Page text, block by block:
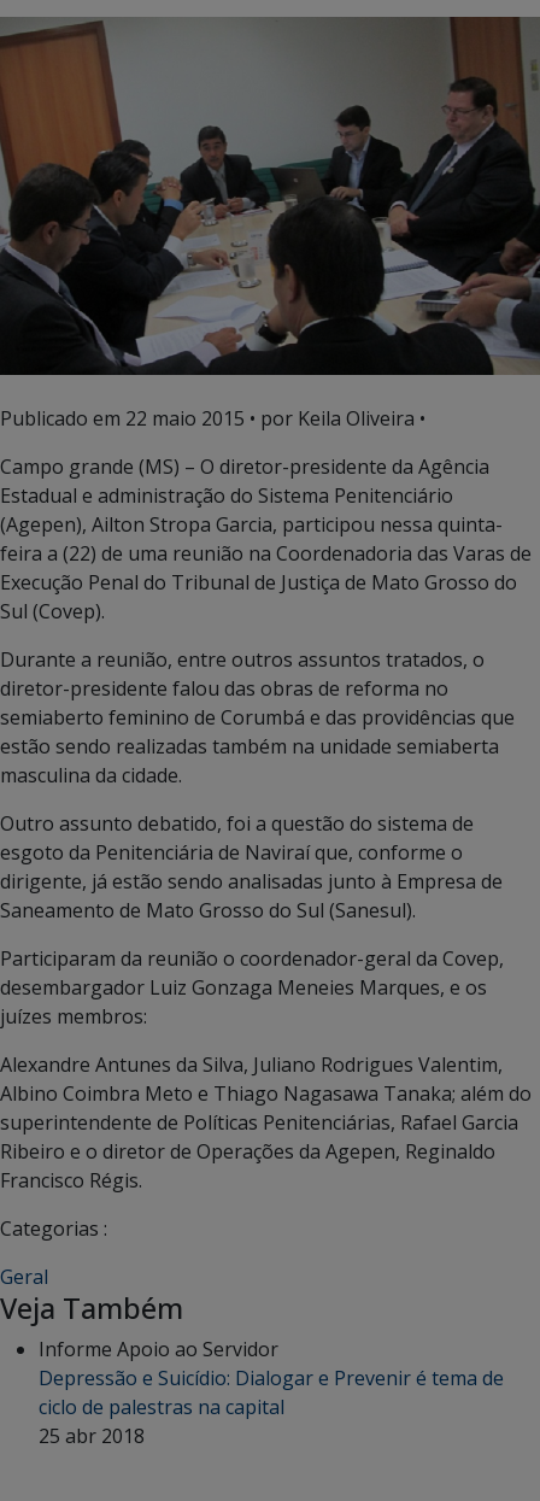
Publicado em 22 maio 2015 • por Keila Oliveira •
Campo grande (MS) – O diretor-presidente da Agência
Estadual e administração do Sistema Penitenciário
(Agepen), Ailton Stropa Garcia, participou nessa quinta-
feira a (22) de uma reunião na Coordenadoria das Varas de
Execução Penal do Tribunal de Justiça de Mato Grosso do
Sul (Covep).
Durante a reunião, entre outros assuntos tratados, o
diretor-presidente falou das obras de reforma no
semiaberto feminino de Corumbá e das providências que
estão sendo realizadas também na unidade semiaberta
masculina da cidade.
Outro assunto debatido, foi a questão do sistema de
esgoto da Penitenciária de Naviraí que, conforme o
dirigente, já estão sendo analisadas junto à Empresa de
Saneamento de Mato Grosso do Sul (Sanesul).
Participaram da reunião o coordenador-geral da Covep,
desembargador Luiz Gonzaga Meneies Marques, e os
juízes membros:
Alexandre Antunes da Silva, Juliano Rodrigues Valentim,
Albino Coimbra Meto e Thiago Nagasawa Tanaka; além do
superintendente de Políticas Penitenciárias, Rafael Garcia
Ribeiro e o diretor de Operações da Agepen, Reginaldo
Francisco Régis.
Categorias :
Geral
Veja Também
Informe Apoio ao Servidor
Depressão e Suicídio: Dialogar e Prevenir é tema de
ciclo de palestras na capital
25 abr 2018